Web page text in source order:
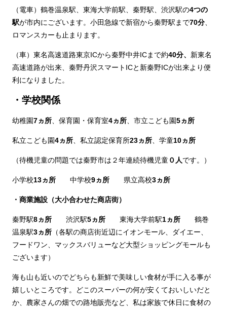
（電車）鶴巻温泉駅、東海大学前駅、秦野駅、渋沢駅の4つの
駅が市内にございます。小田急線で新宿から秦野駅まで70分
ロマンスカーも止まります。
（車）東名高速道路東京ICから秦野中井ICまで約40分、 新東名
高速道路が出来、秦野丹沢スマートICと新秦野ICが出来より便
利になりました。
・学校関係
幼稚園7ヵ所 、保育園・保育室4ヵ所 、市立こども園5ヵ所
私立こども園4ヵ所 、私立認定保育所23ヵ所 、学童10ヵ所
（待機児童の問題では秦野市は２年連続待機児童０人です。）
小学校13ヵ所 中学校9ヵ所 県立高校3ヵ所
・商業施設（大小合わせた商店街）
秦野駅8ヵ所 渋沢駅5ヵ所 東海大学前駅1ヵ所
鶴巻
温泉駅3ヵ所 （各駅の商店街近辺にイオンモール、ダイエー、
フードワン、マックスバリューなど大型ショッピングモールも
ございます）
海も山も近いのでどちらも新鮮で美味しい食材が手に入る事が
嬉しいところです。どこのスーパーの何が安くておいしいだと
か、農家さんの畑での路地販売など、私は家族で休日に食材の